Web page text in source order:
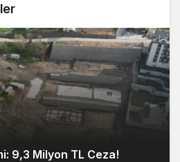
9,3 Milyon TL Ceza!